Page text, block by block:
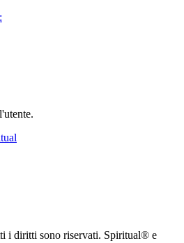
i diritti sono riservati. Spiritual® e